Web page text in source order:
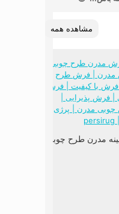
مشاهده همه
مدرن طرح چوبی